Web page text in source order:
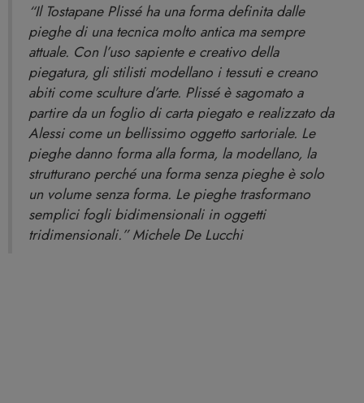
“Il Tostapane Plissé ha una forma definita dalle
pieghe di una tecnica molto antica ma sempre
attuale. Con l’uso sapiente e creativo della
piegatura, gli stilisti modellano i tessuti e creano
abiti come sculture d’arte. Plissé è sagomato a
partire da un foglio di carta piegato e realizzato da
Alessi come un bellissimo oggetto sartoriale. Le
pieghe danno forma alla forma, la modellano, la
strutturano perché una forma senza pieghe è solo
un volume senza forma. Le pieghe trasformano
semplici fogli bidimensionali in oggetti
tridimensionali.” Michele De Lucchi